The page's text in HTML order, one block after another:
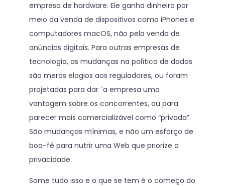
empresa de hardware. Ele ganha dinheiro por
meio da venda de dispositivos como iPhones e
computadores macOS, não pela venda de
anúncios digitais. Para outras empresas de
tecnologia, as mudanças na política de dados
são meros elogios aos reguladores, ou foram
projetadas para dar `a empresa uma
vantagem sobre os concorrentes, ou para
parecer mais comercializável como “privada”.
São mudanças mínimas, e não um esforço de
boa-fé para nutrir uma Web que priorize a
privacidade.
Some tudo isso e o que se tem é o começo do